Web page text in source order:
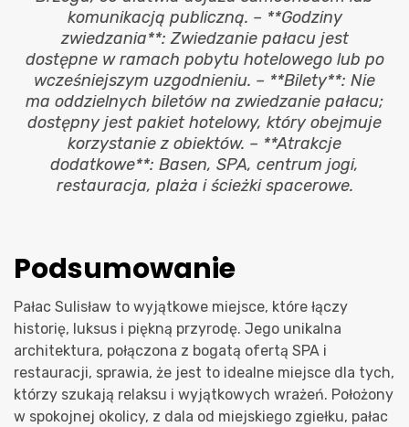
komunikacją publiczną. – **Godziny
zwiedzania**: Zwiedzanie pałacu jest
dostępne w ramach pobytu hotelowego lub po
wcześniejszym uzgodnieniu. – **Bilety**: Nie
ma oddzielnych biletów na zwiedzanie pałacu;
dostępny jest pakiet hotelowy, który obejmuje
korzystanie z obiektów. – **Atrakcje
dodatkowe**: Basen, SPA, centrum jogi,
restauracja, plaża i ścieżki spacerowe.
Podsumowanie
Pałac Sulisław to wyjątkowe miejsce, które łączy
historię, luksus i piękną przyrodę. Jego unikalna
architektura, połączona z bogatą ofertą SPA i
restauracji, sprawia, że jest to idealne miejsce dla tych,
którzy szukają relaksu i wyjątkowych wrażeń. Położony
w spokojnej okolicy, z dala od miejskiego zgiełku, pałac